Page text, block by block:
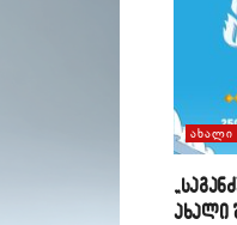
ᲐᲮᲐᲚᲘ
ახალი